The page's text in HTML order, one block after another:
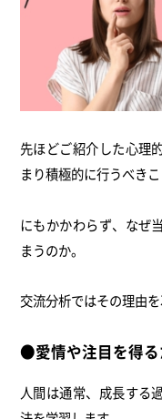
先ほどご紹介した心理
まり積極的に行うべき
にもかかわらず、なぜ
まうのか。
交流分析ではその理由
●愛情や注目を得る
人間は通常、成長する